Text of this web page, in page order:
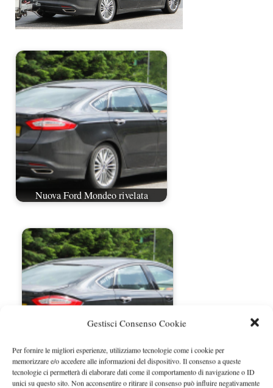
Gestisci Consenso Cookie
Per fornire le migliori esperienze, utilizziamo tecnologie come i cookie per
memorizzare e/o accedere alle informazioni del dispositivo. Il consenso a queste
tecnologie ci permetterà di elaborare dati come il comportamento di navigazione o ID
unici su questo sito. Non acconsentire o ritirare il consenso può influire negativamente
Nuova Ford Mondeo rivelata
Nuova Ford Mondeo rivelata